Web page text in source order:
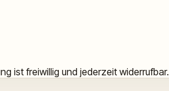
ist freiwillig und jederzeit widerrufbar.